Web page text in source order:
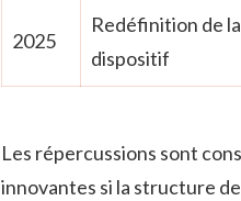
2025
Redéfinition de
dispositif
Les répercussions sont
innovantes si la structure